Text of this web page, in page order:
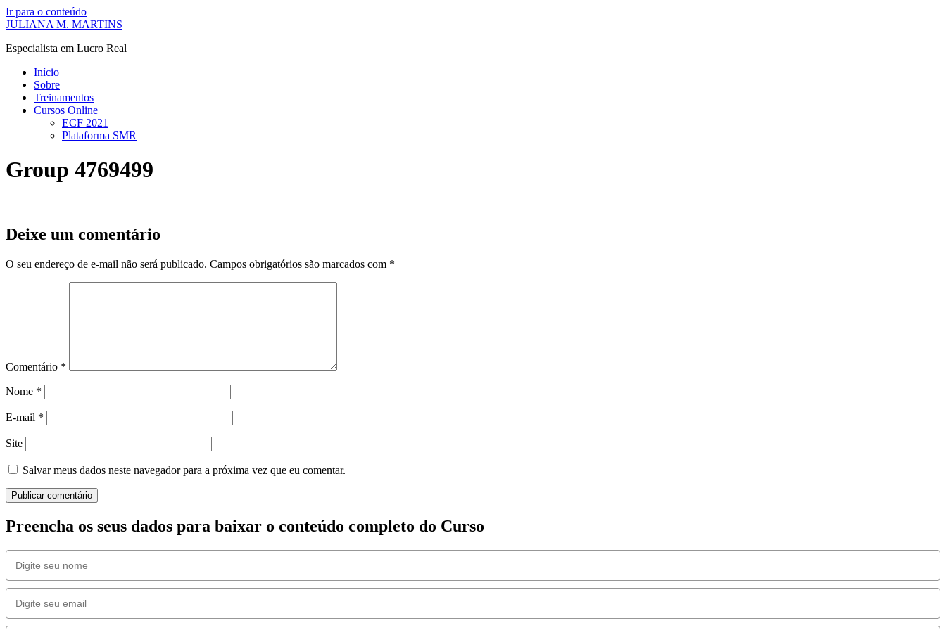
Ir para o conteúdo
JULIANA M. MARTINS
Especialista em Lucro Real
Início
Sobre
Treinamentos
Cursos Online
ECF 2021
Plataforma SMR
Group 4769499
Deixe um comentário
O seu endereço de e-mail não será publicado. Campos obrigatórios são marcados com *
Comentário *
Nome *
E-mail *
Site
Salvar meus dados neste navegador para a próxima vez que eu comentar.
Preencha os seus dados para baixar o conteúdo completo do Curso